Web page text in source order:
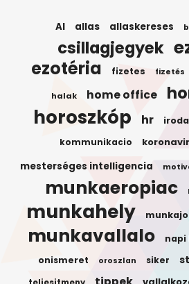
AI allas allaskereses
csillagjegyek
ezotéria fizetes fizetés
halak home office
horoszkóp hr iroda
kommunikacio
mesterséges intelligencia
munkaeropiac
munkahely
munkavallalo napi
onismeret oroszlan siker